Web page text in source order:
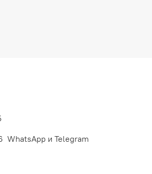
WhatsApp и Telegram